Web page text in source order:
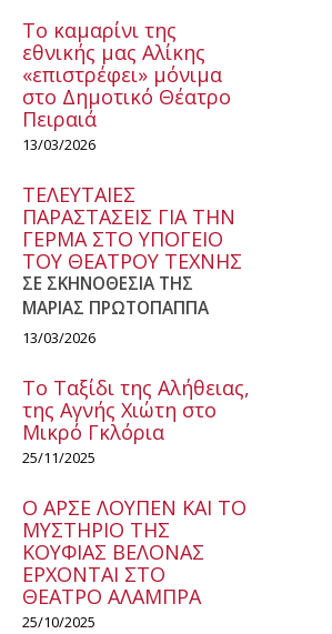
Το καμαρίνι της
εθνικής μας Αλίκης
«επιστρέφει» μόνιμα
στο Δημοτικό Θέατρο
Πειραιά
13/03/2026
ΤΕΛΕΥΤΑΙΕΣ
ΠΑΡΑΣΤΑΣΕΙΣ ΓΙΑ ΤΗΝ
ΓΕΡΜΑ ΣΤΟ ΥΠΟΓΕΙΟ
ΤΟΥ ΘΕΑΤΡΟΥ ΤΕΧΝΗΣ
ΣΕ ΣΚΗΝΟΘΕΣΙΑ ΤΗΣ
ΜΑΡΙΑΣ ΠΡΩΤΟΠΑΠΠΑ
13/03/2026
Το Ταξίδι της Αλήθειας,
της Αγνής Χιώτη στο
Μικρό Γκλόρια
25/11/2025
Ο ΑΡΣΕ ΛΟΥΠΕΝ ΚΑΙ ΤΟ
ΜΥΣΤΗΡΙΟ ΤΗΣ
ΚΟΥΦΙΑΣ ΒΕΛΟΝΑΣ
ΕΡΧΟΝΤΑΙ ΣΤΟ
ΘΕΑΤΡΟ ΑΛΑΜΠΡΑ
25/10/2025